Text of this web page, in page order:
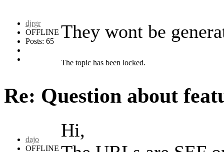
djrgr
OFFLINE
Posts: 65
They wont be
The topic has been locked.
Re: Question about
dajo
OFFLINE
Hi,